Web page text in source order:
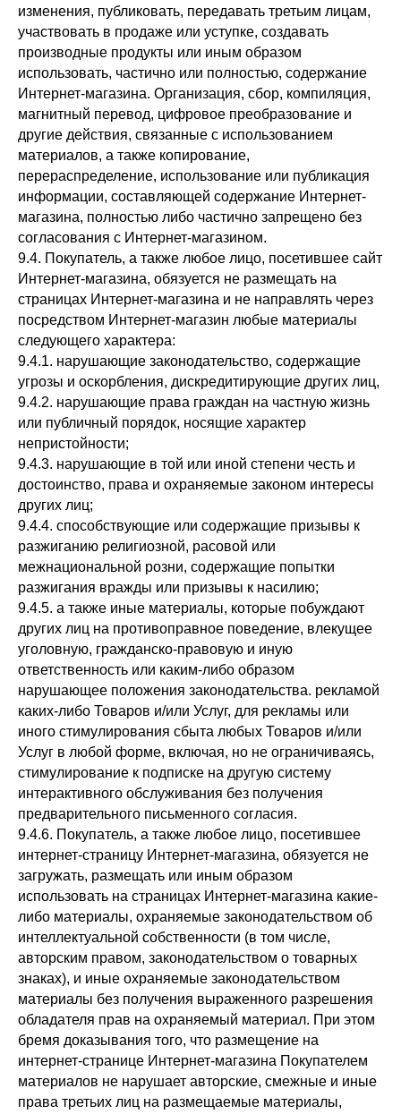
изменения, публиковать, передавать третьим лицам,
участвовать в продаже или уступке, создавать
производные продукты или иным образом
использовать, частично или полностью, содержание
Интернет-магазина. Организация, сбор, компиляция,
магнитный перевод, цифровое преобразование и
другие действия, связанные с использованием
материалов, а также копирование,
перераспределение, использование или публикация
информации, составляющей содержание Интернет-
магазина, полностью либо частично запрещено без
согласования с Интернет-магазином.
9.4. Покупатель, а также любое лицо, посетившее сайт
Интернет-магазина, обязуется не размещать на
страницах Интернет-магазина и не направлять через
посредством Интернет-магазин любые материалы
следующего характера:
9.4.1. нарушающие законодательство, содержащие
угрозы и оскорбления, дискредитирующие других лиц,
9.4.2. нарушающие права граждан на частную жизнь
или публичный порядок, носящие характер
непристойности;
9.4.3. нарушающие в той или иной степени честь и
достоинство, права и охраняемые законом интересы
других лиц;
9.4.4. способствующие или содержащие призывы к
разжиганию религиозной, расовой или
межнациональной розни, содержащие попытки
разжигания вражды или призывы к насилию;
9.4.5. а также иные материалы, которые побуждают
других лиц на противоправное поведение, влекущее
уголовную, гражданско-правовую и иную
ответственность или каким-либо образом
нарушающее положения законодательства. рекламой
каких-либо Товаров и/или Услуг, для рекламы или
иного стимулирования сбыта любых Товаров и/или
Услуг в любой форме, включая, но не ограничиваясь,
стимулирование к подписке на другую систему
интерактивного обслуживания без получения
предварительного письменного согласия.
9.4.6. Покупатель, а также любое лицо, посетившее
интернет-страницу Интернет-магазина, обязуется не
загружать, размещать или иным образом
использовать на страницах Интернет-магазина какие-
либо материалы, охраняемые законодательством об
интеллектуальной собственности (в том числе,
авторским правом, законодательством о товарных
знаках), и иные охраняемые законодательством
материалы без получения выраженного разрешения
обладателя прав на охраняемый материал. При этом
бремя доказывания того, что размещение на
интернет-странице Интернет-магазина Покупателем
материалов не нарушает авторские, смежные и иные
права третьих лиц на размещаемые материалы,